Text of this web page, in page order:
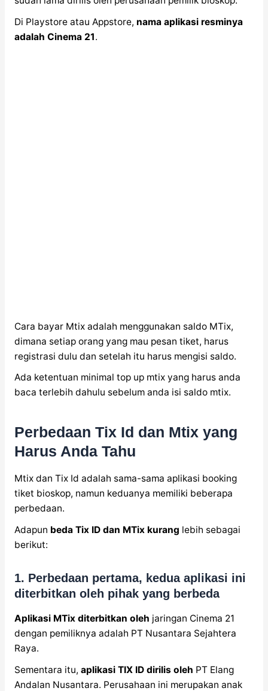
Di Playstore atau Appstore, nama aplikasi resminya
adalah Cinema 21.
Cara bayar Mtix adalah menggunakan saldo MTix,
dimana setiap orang yang mau pesan tiket, harus
registrasi dulu dan setelah itu harus mengisi saldo.
Ada ketentuan minimal top up mtix yang harus anda
baca terlebih dahulu sebelum anda isi saldo mtix.
Perbedaan Tix Id dan Mtix yang
Harus Anda Tahu
Mtix dan Tix Id adalah sama-sama aplikasi booking
tiket bioskop, namun keduanya memiliki beberapa
perbedaan.
Adapun beda Tix ID dan MTix kurang lebih sebagai
berikut:
1. Perbedaan pertama, kedua aplikasi ini
diterbitkan oleh pihak yang berbeda
Aplikasi MTix diterbitkan oleh jaringan Cinema 21
dengan pemiliknya adalah PT Nusantara Sejahtera
Raya.
Sementara itu, aplikasi TIX ID dirilis oleh PT Elang
Andalan Nusantara. Perusahaan ini merupakan anak